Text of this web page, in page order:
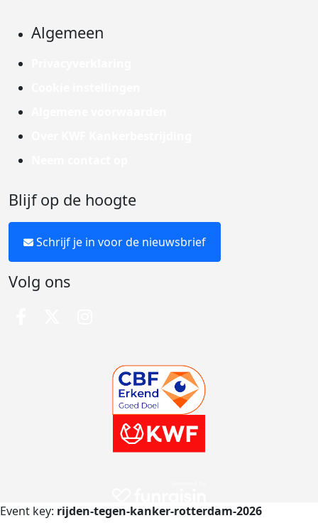
Algemeen
Blijf op de hoogte
Schrijf je in voor de nieuwsbrief
Volg ons
Event key: rijden-tegen-kanker-rotterdam-2026